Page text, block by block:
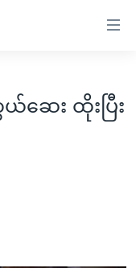
ေး ထိုးပြီး